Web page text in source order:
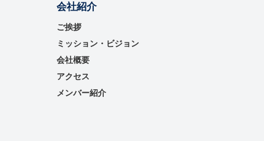
会社紹介
ご挨拶
ミッション・ビジョン
会社概要
アクセス
メンバー紹介